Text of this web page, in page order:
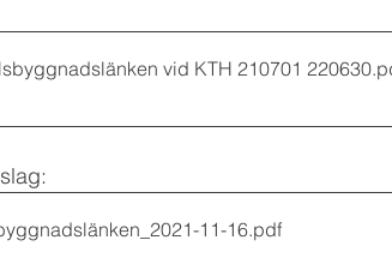
vid KTH 210701 220630
11-16.pdf